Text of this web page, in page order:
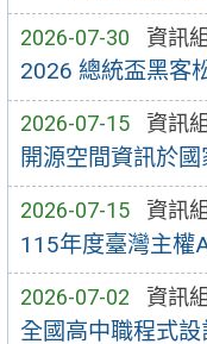
2026-07-30 資訊組
2026 總統盃黑客
2026-07-15 資訊組
開源空間資訊於
2026-07-15 資訊組
115年度臺灣主權
2026-07-02 資訊組
全國高中職程式